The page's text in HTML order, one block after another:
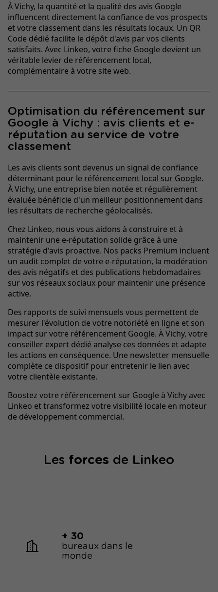
À Vichy, la quantité et la qualité des avis Google
influencent directement la confiance de vos prospects
et votre classement dans les résultats locaux. Un QR
Code dédié facilite le dépôt d'avis par vos clients
satisfaits. Avec Linkeo, votre fiche Google devient un
véritable levier de référencement local,
complémentaire à votre site web.
Optimisation du référencement sur
Google à Vichy : avis clients et e-
réputation au service de votre
classement
Les avis clients sont devenus un signal de confiance
déterminant pour le référencement local sur Google.
À Vichy, une entreprise bien notée et régulièrement
évaluée bénéficie d'un meilleur positionnement dans
les résultats de recherche géolocalisés.
Chez Linkeo, nous vous aidons à construire et à
maintenir une e-réputation solide grâce à une
stratégie d'avis proactive. Nos packs Premium incluent
un audit complet de votre e-réputation, la modération
des avis négatifs et des publications hebdomadaires
sur vos réseaux sociaux pour maintenir une présence
active.
Des rapports de suivi mensuels vous permettent de
mesurer l'évolution de votre notoriété en ligne et son
impact sur votre référencement Google. À Vichy, votre
conseiller expert dédié analyse ces données et adapte
les actions en conséquence. Une newsletter mensuelle
complète ce dispositif pour entretenir le lien avec
votre clientèle existante.
Boostez votre référencement sur Google à Vichy avec
Linkeo et transformez votre visibilité locale en moteur
de développement commercial.
Les forces de Linkeo
+ 30
bureaux dans le
monde